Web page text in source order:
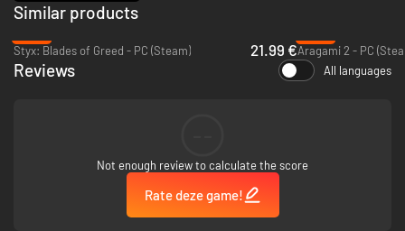
Als laatste afstammeling van de Ereban moet jij het mysterie ontrafelen
van wie je bent en wat er met je volk is gebeurd. Reis door de ruïnes van
spooksteden, infiltreer futuristische faciliteiten die in eeuwenoude
tempels zijn uitgehakt en ontdek de restanten van je vergeten volk.
Onthul de waarheid over Helios, het geheimzinnige mega-energiebedrijf
Similar products
Styx: Blades of Greed - PC (Steam)
21.99 €Aragami 2 - PC
Reviews All languages
Not enough review to calculate the score
Rate deze game!